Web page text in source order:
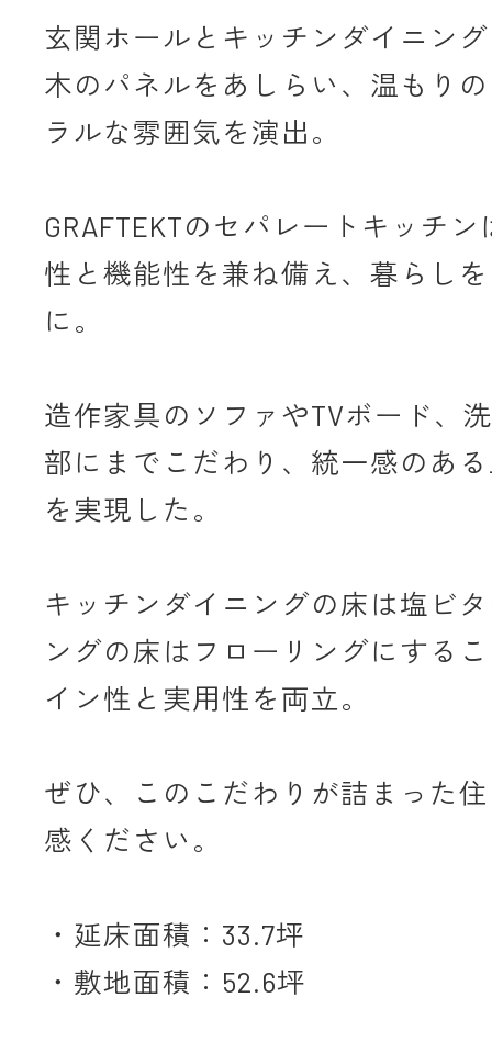
玄関ホールとキッチンダイニン
木のパネルをあしらい、温もり
ラルな雰囲気を演出。
GRAFTEKTのセパレートキッチ
性と機能性を兼ね備え、暮らし
に。
造作家具のソファやTVボード、
部にまでこだわり、統一感のあ
を実現した。
キッチンダイニングの床は塩ビ
ングの床はフローリングにする
イン性と実用性を両立。
ぜひ、このこだわりが詰まった
感ください。
・延床面積：33.7坪
・敷地面積：52.6坪